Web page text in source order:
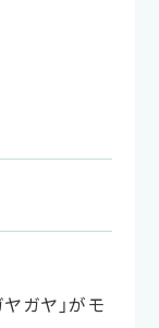
ガヤ」がモ